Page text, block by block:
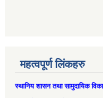
महत्वपूर्ण लिंकहरु
स्थानिय शासन तथा सामुदायिक